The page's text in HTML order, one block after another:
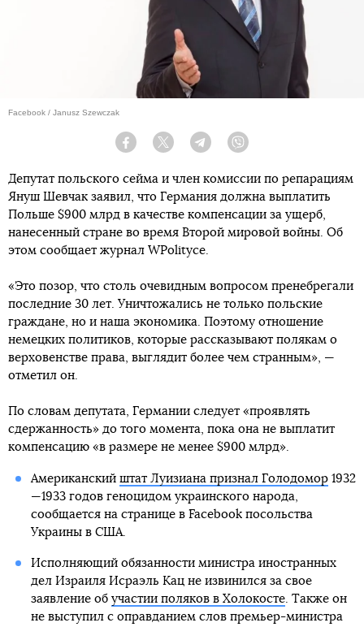
Facebook / Janusz Szewczak
Facebook Twitter Telegram
Депутат польского сейма и член комиссии по репарациям
Януш Шевчак заявил, что Германия должна выплатить
Польше $900 млрд в качестве компенсации за ущерб,
нанесенный стране во время Второй мировой войны. Об
этом сообщает журнал WPolityce.
«Это позор, что столь очевидным вопросом пренебрегали
последние 30 лет. Уничтожались не только польские
граждане, но и наша экономика. Поэтому отношение
немецких политиков, которые рассказывают полякам о
верховенстве права, выглядит более чем странным», —
отметил он.
По словам депутата, Германии следует «проявлять
сдержанность» до того момента, пока она не выплатит
компенсацию «в размере не менее $900 млрд».
Американский штат Луизиана признал Голодомор1932
—1933 годов геноцидом украинского народа,
сообщается на странице в Facebook посольства
Украины в США.
Исполняющий обязанности министра иностранных
дел Израиля Исраэль Кац не извинился за свое
заявление об участии поляков в Холокосте. Также он
не выступил с оправданием слов премьер-министра